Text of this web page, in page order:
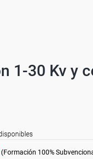
1-30 Kv y
(Formación 100%